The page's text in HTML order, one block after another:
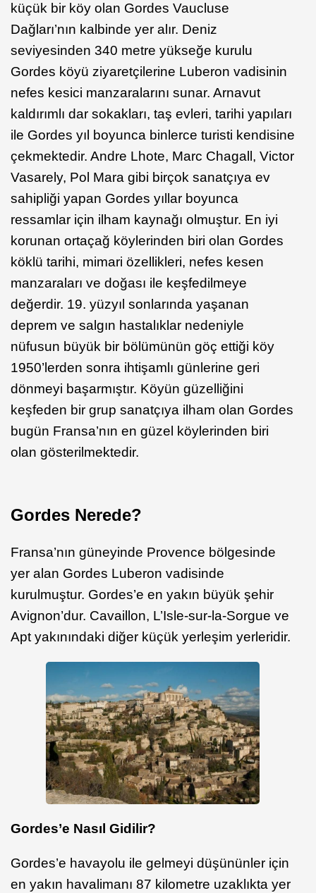
küçük bir köy olan Gordes Vaucluse
Dağları’nın kalbinde yer alır. Deniz
seviyesinden 340 metre yükseğe kurulu
Gordes köyü ziyaretçilerine Luberon vadisinin
nefes kesici manzaralarını sunar. Arnavut
kaldırımlı dar sokakları, taş evleri, tarihi yapıları
ile Gordes yıl boyunca binlerce turisti kendisine
çekmektedir. Andre Lhote, Marc Chagall, Victor
Vasarely, Pol Mara gibi birçok sanatçıya ev
sahipliği yapan Gordes yıllar boyunca
ressamlar için ilham kaynağı olmuştur. En iyi
korunan ortaçağ köylerinden biri olan Gordes
köklü tarihi, mimari özellikleri, nefes kesen
manzaraları ve doğası ile keşfedilmeye
değerdir. 19. yüzyıl sonlarında yaşanan
deprem ve salgın hastalıklar nedeniyle
nüfusun büyük bir bölümünün göç ettiği köy
1950’lerden sonra ihtişamlı günlerine geri
dönmeyi başarmıştır. Köyün güzelliğini
keşfeden bir grup sanatçıya ilham olan Gordes
bugün Fransa’nın en güzel köylerinden biri
olan gösterilmektedir.
Gordes Nerede?
Fransa’nın güneyinde Provence bölgesinde
yer alan Gordes Luberon vadisinde
kurulmuştur. Gordes’e en yakın büyük şehir
Avignon’dur. Cavaillon, L’Isle-sur-la-Sorgue ve
Apt yakınındaki diğer küçük yerleşim yerleridir.
Gordes’e Nasıl Gidilir?
Gordes’e havayolu ile gelmeyi düşününler için
en yakın havalimanı 87 kilometre uzaklıkta yer